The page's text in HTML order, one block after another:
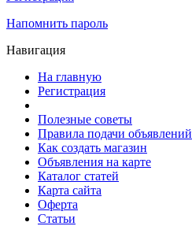
Напомнить пароль
Навигация
На главную
Регистрация
Полезные советы
Правила подачи объявлений
Как создать магазин
Объявления на карте
Каталог статей
Карта сайта
Оферта
Статьи